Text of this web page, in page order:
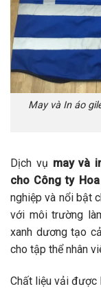
May và In áo
Dịch vụ may và
cho Công ty
nghiệp và nổi bật
với môi trường
xanh dương tạo
cho tập thể nhân
Chất liệu vải được